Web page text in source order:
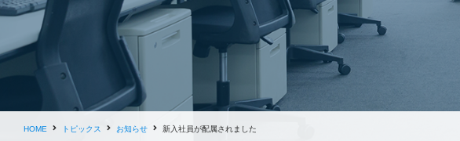
HOME トピックス お知らせ 新入社員が配属されました